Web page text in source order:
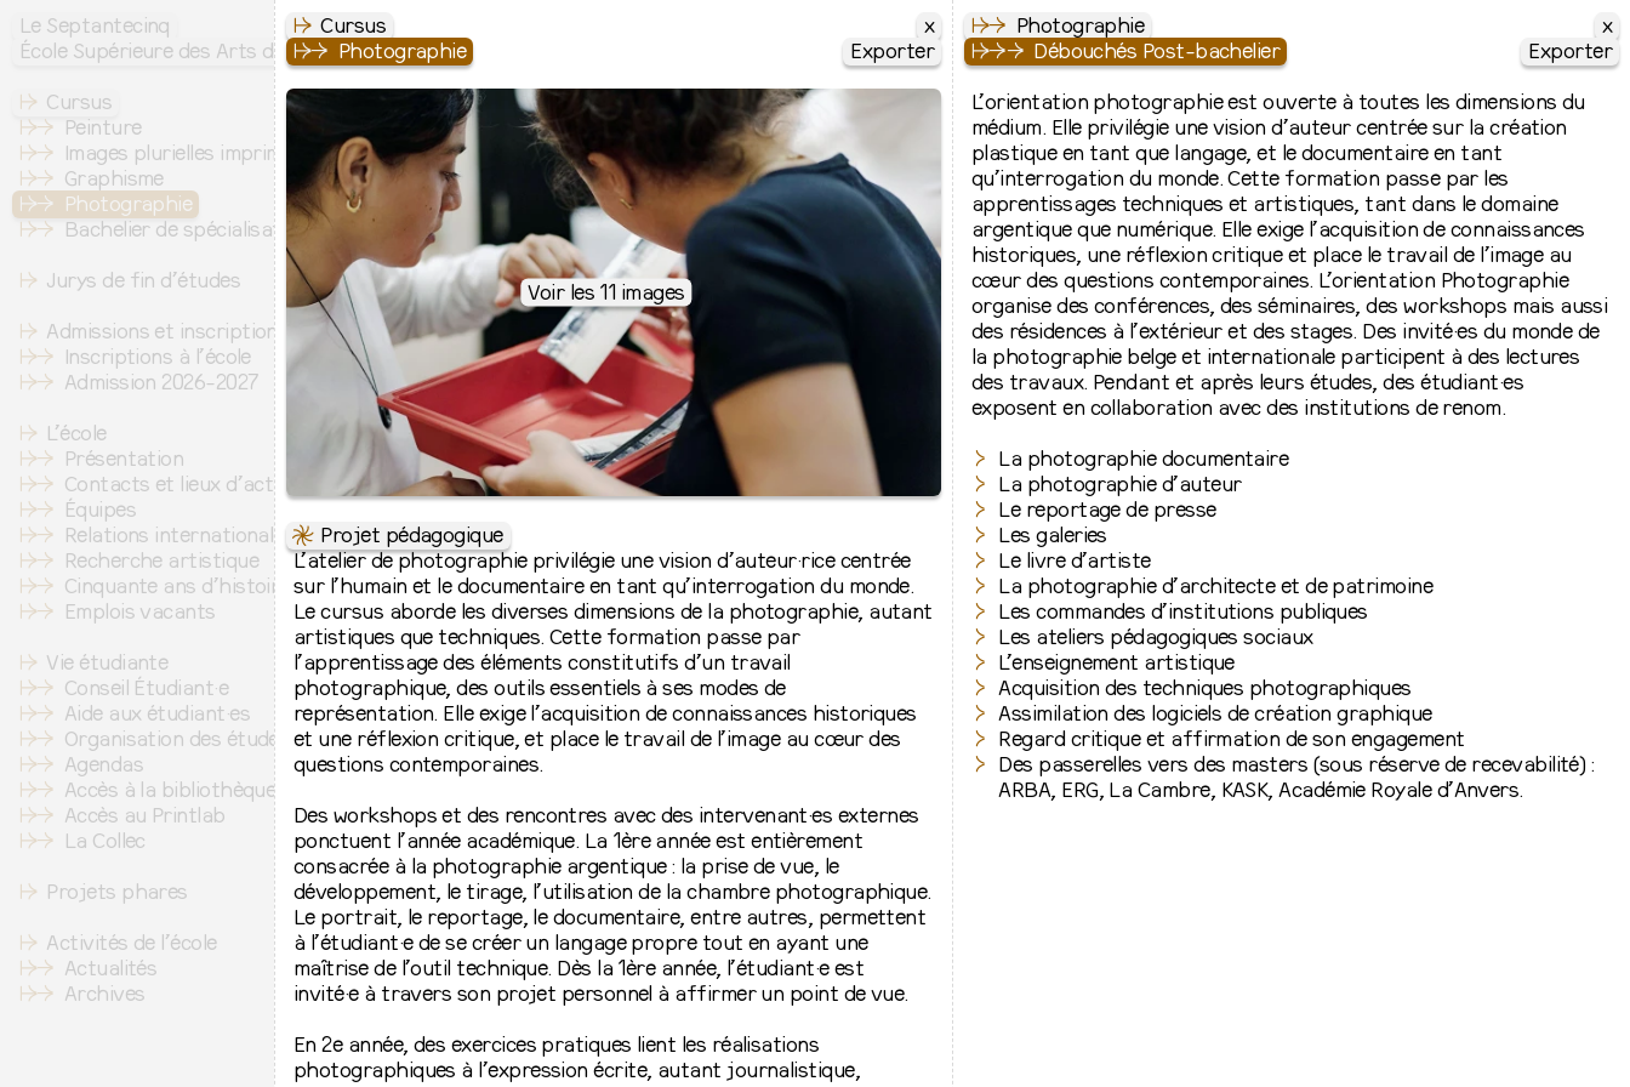
Le Septantecinq
École Supérieure des Arts de l’image
↦ Cursus
↦⇒ Peinture
↦⇒ Images plurielles imprimées
↦⇒ Graphisme
↦⇒ Photographie
↦⇒ Bachelier de spécialisation
↦ Jurys de fin d’études
↦ Admissions et inscription
↦⇒ Inscriptions à l’école
↦⇒ Admission 2026-2027
↦ L’école
↦⇒ Présentation
↦⇒ Contacts et lieux d’activité
↦⇒ Équipes
↦⇒ Relations internationales
↦⇒ Recherche artistique
↦⇒ Cinquante ans d’histoire
↦⇒ Emplois vacants
↦ Vie étudiante
↦⇒ Conseil Étudiant·e
↦⇒ Aide aux étudiant·es
↦⇒ Organisation des études
↦⇒ Agendas
↦⇒ Accès à la bibliothèque
↦⇒ Accès au Printlab
↦⇒ La Collec
↦ Projets phares
↦ Activités de l’école
↦⇒ Actualités
↦⇒ Archives
↦ Cursus
↦⇒ Photographie
x
Exporter
Voir les 11 images
⇋ Projet pédagogique
L’atelier de photographie privilégie une vision d’auteur·rice centrée
sur l’humain et le documentaire en tant qu’interrogation du monde.
Le cursus aborde les diverses dimensions de la photographie, autant
artistiques que techniques. Cette formation passe par
l’apprentissage des éléments constitutifs d’un travail
photographique, des outils essentiels à ses modes de
représentation. Elle exige l’acquisition de connaissances historiques
et une réflexion critique, et place le travail de l’image au cœur des
questions contemporaines.
Des workshops et des rencontres avec des intervenant·es externes
ponctuent l’année académique. La 1ère année est entièrement
consacrée à la photographie argentique : la prise de vue, le
développement, le tirage, l’utilisation de la chambre photographique.
Le portrait, le reportage, le documentaire, entre autres, permettent
à l’étudiant·e de se créer un langage propre tout en ayant une
maîtrise de l’outil technique. Dès la 1ère année, l’étudiant·e est
invité·e à travers son projet personnel à affirmer un point de vue.
En 2e année, des exercices pratiques lient les réalisations
photographiques à l’expression écrite, autant journalistique,
↦⇒ Photographie
↦⇒⇒ Débouchés Post-bachelier
x
Exporter
L’orientation photographie est ouverte à toutes les dimensions du
médium. Elle privilégie une vision d’auteur centrée sur la création
plastique en tant que langage, et le documentaire en tant
qu’interrogation du monde. Cette formation passe par les
apprentissages techniques et artistiques, tant dans le domaine
argentique que numérique. Elle exige l’acquisition de connaissances
historiques, une réflexion critique et place le travail de l’image au
cœur des questions contemporaines. L’orientation Photographie
organise des conférences, des séminaires, des workshops mais aussi
des résidences à l’extérieur et des stages. Des invité·es du monde de
la photographie belge et internationale participent à des lectures
des travaux. Pendant et après leurs études, des étudiant·es
exposent en collaboration avec des institutions de renom.
La photographie documentaire
La photographie d’auteur
Le reportage de presse
Les galeries
Le livre d’artiste
La photographie d’architecte et de patrimoine
Les commandes d’institutions publiques
Les ateliers pédagogiques sociaux
L’enseignement artistique
Acquisition des techniques photographiques
Assimilation des logiciels de création graphique
Regard critique et affirmation de son engagement
Des passerelles vers des masters (sous réserve de recevabilité) :
ARBA, ERG, La Cambre, KASK, Académie Royale d’Anvers.